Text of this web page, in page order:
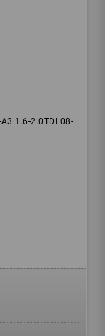
A3 1.6-2.0TDI 08-